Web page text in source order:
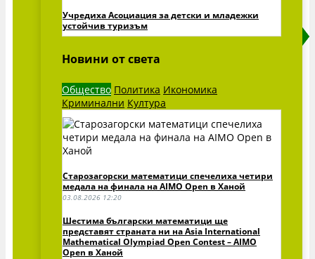
Учредиха Асоциация за детски и младежки
устойчив туризъм
Новини от света
Общество Политика Икономика
Криминални Култура
Старозагорски математици спечелиха четири
медала на финала на AIMO Open в Ханой
03.08.2026 12:20
Шестима български математици ще
представят страната ни на Asia International
Mathematical Olympiad Open Contest – AIMO
Open в Ханой